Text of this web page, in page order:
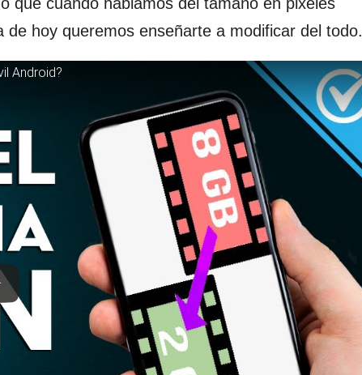
de hoy queremos enseñarte a modificar del todo.
Android?